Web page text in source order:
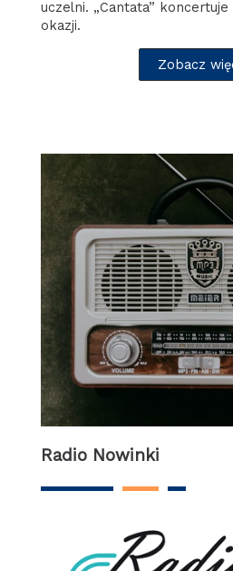
uczelni. „Cantata”
okazji.
Zobacz
Radio Nowinki